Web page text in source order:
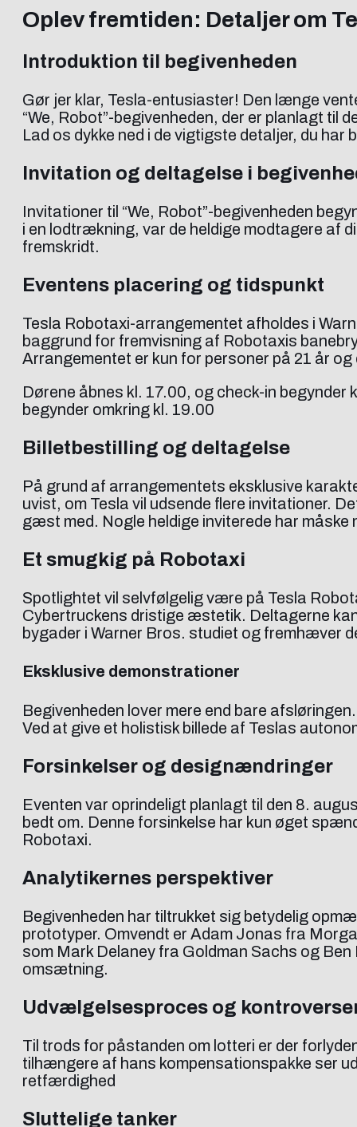
Oplev fremtiden: Detaljer om
Introduktion til begivenheden
Gør jer klar, Tesla-entusiaster! Den længe
“We, Robot”-begivenheden, der er planlagt
Lad os dykke ned i de vigtigste detaljer, du
Invitation og deltagelse i
Invitationer til “We, Robot”-begivenheden
i en lodtrækning, var de heldige modtagere af
fremskridt.
Eventens placering og tidspunkt
Tesla Robotaxi-arrangementet afholdes i
baggrund for fremvisning af Robotaxis
Arrangementet er kun for personer på 21 år
Dørene åbnes kl. 17.00, og check-in
begynder omkring kl. 19.00
Billetbestilling og deltagelse
På grund af arrangementets eksklusive
uvist, om Tesla vil udsende flere invitationer.
gæst med. Nogle heldige inviterede har
Et smugkig på Robotaxi
Spotlightet vil selvfølgelig være på Tesla
Cybertruckens dristige æstetik. Deltagerne
bygader i Warner Bros. studiet og fremhæver
Eksklusive demonstrationer
Begivenheden lover mere end bare
Ved at give et holistisk billede af Teslas
Forsinkelser og designændringer
Eventen var oprindeligt planlagt til den 8.
bedt om. Denne forsinkelse har kun øget
Robotaxi.
Analytikernes perspektiver
Begivenheden har tiltrukket sig betydelig
prototyper. Omvendt er Adam Jonas fra
som Mark Delaney fra Goldman Sachs og
omsætning.
Udvælgelsesproces og
Til trods for påstanden om lotteri er der
tilhængere af hans kompensationspakke ser
retfærdighed
Sluttelige tanker